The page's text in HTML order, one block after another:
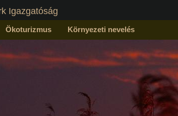
Igazgatóság
Ökoturizmus Környezeti nevelés